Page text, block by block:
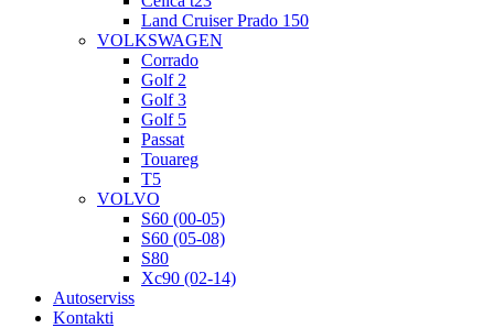
Land Cruiser Prado 150
VOLKSWAGEN
Corrado
Golf 2
Golf 3
Golf 5
Passat
Touareg
T5
VOLVO
S60 (00-05)
S60 (05-08)
S80
Xc90 (02-14)
Autoserviss
Kontakti